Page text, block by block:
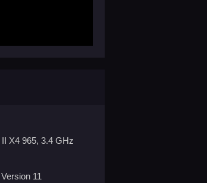
X4 965, 3.4 GHz
11